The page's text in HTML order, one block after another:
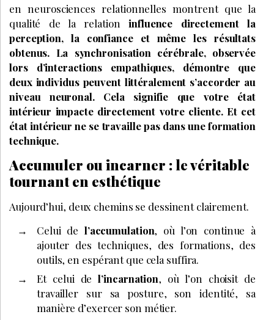
en neurosciences relationnelles montrent que la
qualité de la relationinfluence directement la
perception, la confiance et même les résultats
obtenus. La synchronisation cérébrale, observée
lors d’interactions empathiques, démontre que
deux individus peuvent littéralement s’accorder au
niveau neuronal. Cela signifie que votre état
intérieur impacte directement votre cliente. Et cet
état intérieur ne se travaille pas dans une formation
technique.
Accumuler ou incarner : le véritable
tournant en esthétique
Aujourd’hui, deux chemins se dessinent clairement.
Celui de l’accumulation, où l’on continue à
ajouter des techniques, des formations, des
outils, en espérant que cela suffira.
Et celui del’incarnation, où l’on choisit de
travailler sur sa posture, son identité, sa
manière d’exercer son métier.